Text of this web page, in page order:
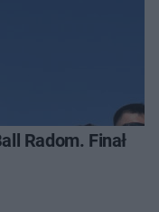
Radom. Finał